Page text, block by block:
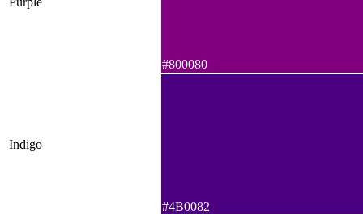
#800080
Indigo
#4B0082